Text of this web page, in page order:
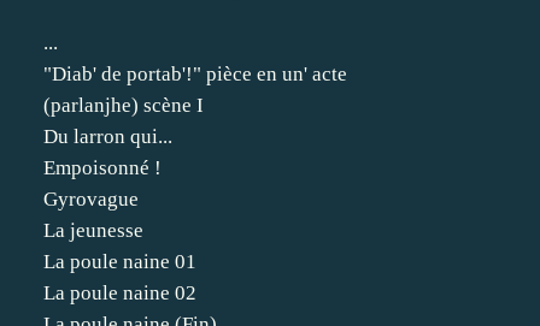
...
"Diab' de portab'!" pièce en un' acte
(parlanjhe) scène I
Du larron qui...
Empoisonné !
Gyrovague
La jeunesse
La poule naine 01
La poule naine 02